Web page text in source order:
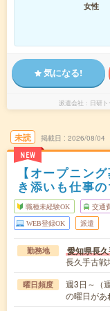
女性
気になる!
派遣会社 日研
未読
NEW
掲載日 2026/08/04
【オープニン
き添いも仕事
職種未経験OK 交通
WEB登録OK 派遣
勤務地 愛知県長
長久手古戦
曜日頻度
週3日～（
の曜日があ